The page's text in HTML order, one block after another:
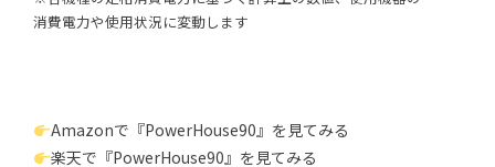
消費電力や使用状況に変動します
Amazonで『PowerHouse90』を見てみる
楽天で『PowerHouse90』を見てみる